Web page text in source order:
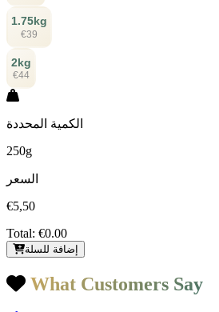
1.75kg
€39
2kg
€44
الكمية المحددة
250g
السعر
€5,50
Total: €0.00
إضافة للسلة
What Customers Say